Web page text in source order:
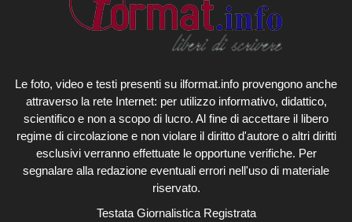
Le foto, video e testi presenti su ilformat.info provengono anche
attraverso la rete Internet: per utilizzo informativo, didattico,
scientifico e non a scopo di lucro. Al fine di accettare il libero
regime di circolazione e non violare il diritto d'autore o altri diritti
esclusivi verranno effettuate le opportune verifiche. Per
segnalare alla redazione eventuali errori nell'uso di materiale
riservato.
Testata Giornalistica Registrata